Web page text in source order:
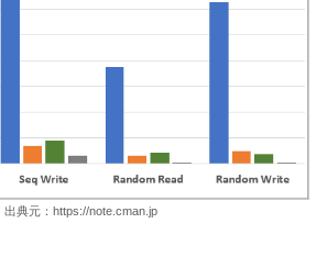
出典元：https://note.cman.jp